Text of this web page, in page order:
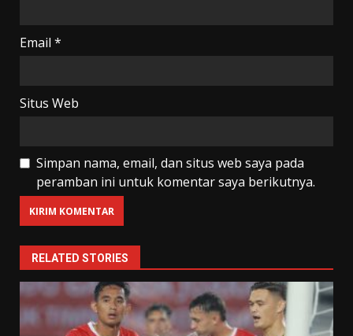
Email *
Situs Web
Simpan nama, email, dan situs web saya pada
peramban ini untuk komentar saya berikutnya.
RELATED STORIES